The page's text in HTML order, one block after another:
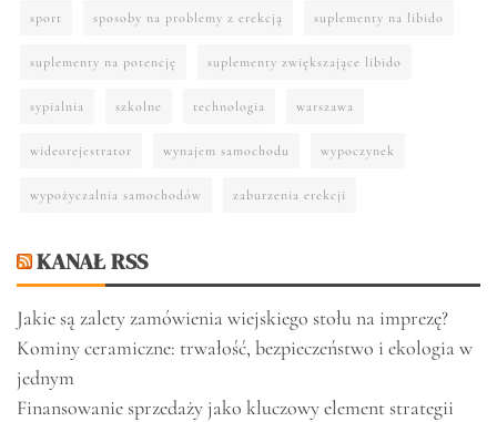
sport sposoby na problemy z erekcją suplementy na libido
suplementy na potencję suplementy zwiększające libido
sypialnia szkolne technologia warszawa
wideorejestrator wynajem samochodu wypoczynek
wypożyczalnia samochodów zaburzenia erekcji
KANAŁ RSS
Jakie są zalety zamówienia wiejskiego stołu na imprezę?
Kominy ceramiczne: trwałość, bezpieczeństwo i ekologia w
jednym
Finansowanie sprzedaży jako kluczowy element strategii